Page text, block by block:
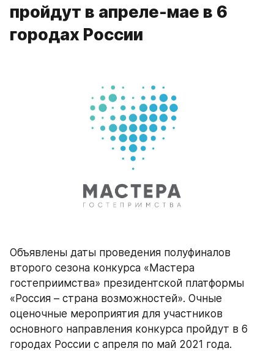
пройдут в апреле-мае в 6
городах России
Объявлены даты проведения полуфиналов
второго сезона конкурса «Мастера
гостеприимства» президентской платформы
«Россия – страна возможностей». Очные
оценочные мероприятия для участников
основного направления конкурса пройдут в 6
городах России с апреля по май 2021 года.